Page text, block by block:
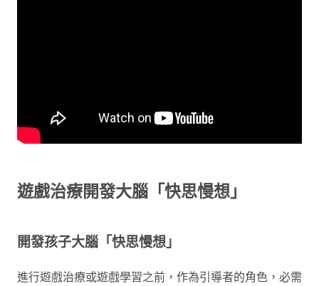
遊戲治療開發大腦「快思慢想」
開發孩子大腦「快思慢想」
進行遊戲治療或遊戲學習之前，作為引導者的角色，必需